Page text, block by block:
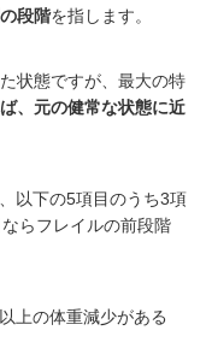
段階を指します。
状態ですが、最大の特
、元の健常な状態に近
以下の5項目のうち3項
らフレイルの前段階
上の体重減少がある